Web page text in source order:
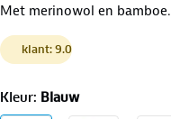
Met merinowol en bamboe.
klant: 9.0
Kleur: Blauw